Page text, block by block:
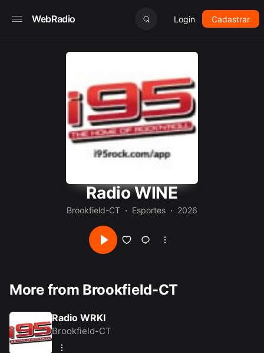
WebRadio Login Cadastrar
Radio WINE
Brookfield-CT Esportes 2026
More from Brookfield-CT
Radio WRKI
Brookfield-CT